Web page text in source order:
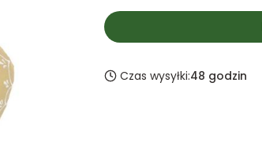
Czas wysyłki:48 godzin